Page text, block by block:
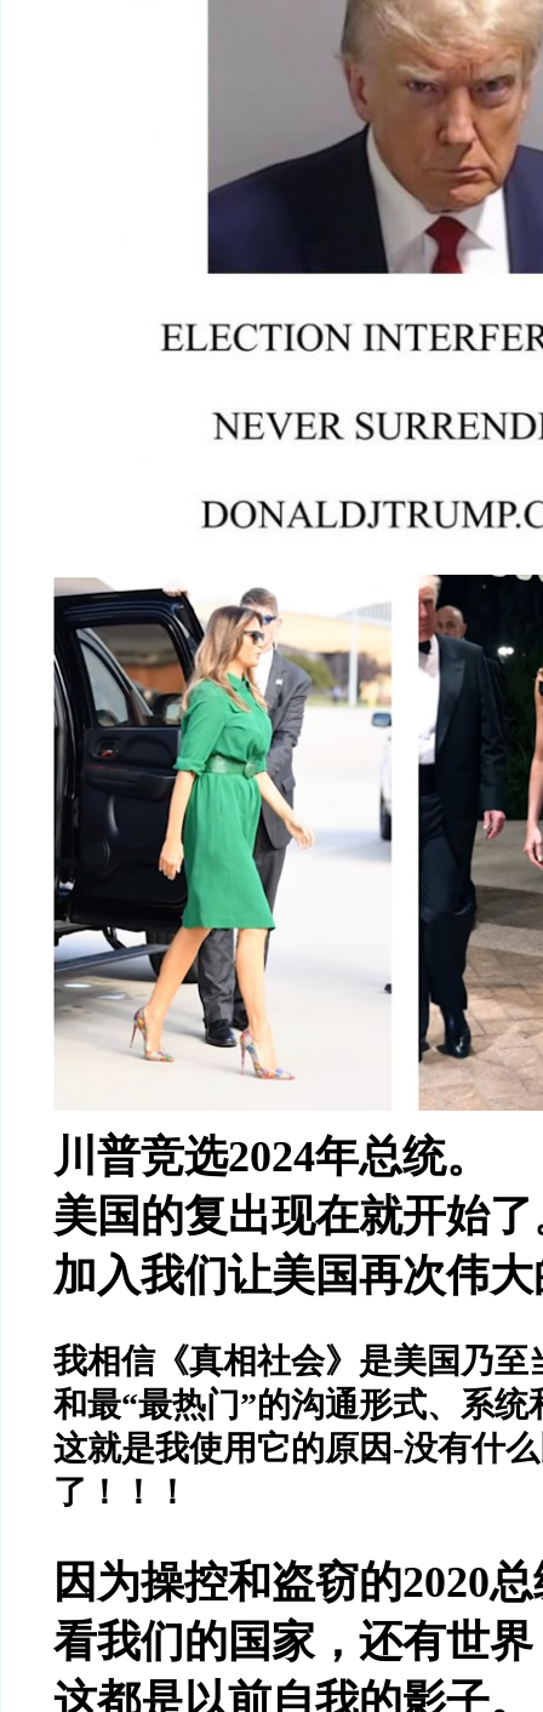
川普竞选2024年总统。
美国的复出现在就开始
加入我们让美国再次伟
我相信《真相社会》是美国乃至
和最“最热门”的沟通形式、系统
这就是我使用它的原因-没有什
了！！！
因为操控和盗窃的2020总
看我们的国家，还有世
这都是以前自我的影子。